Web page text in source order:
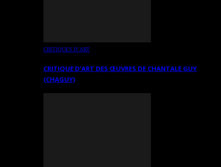
CRITIQUES D’ART
CRITIQUE D’ART DES ŒUVRES DE CHANTALE GUY
(CHAGUY)